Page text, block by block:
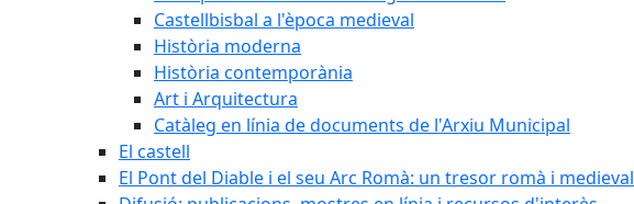
Castellbisbal a l'època medieval
Història moderna
Història contemporània
Art i Arquitectura
Catàleg en línia de documents de l'Arxiu Municipal
El castell
El Pont del Diable i el seu Arc Romà: un tresor romà i medieval